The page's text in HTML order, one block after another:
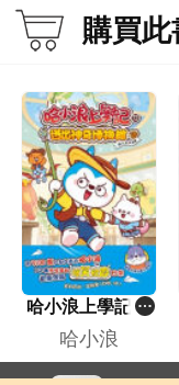
購買
哈小浪上學記(1
3)——逃出神奇
博物館
哈小浪
$ 78.00